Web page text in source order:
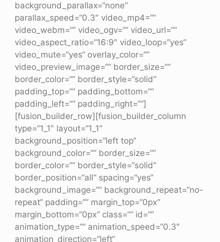
background_parallax=“none“
parallax_speed=“0.3″ video_mp4=““
video_webm=““ video_ogv=““ video_url=““
video_aspect_ratio=“16:9″ video_loop=“yes“
video_mute=“yes“ overlay_color=““
video_preview_image=““ border_size=““
border_color=““ border_style=“solid“
padding_top=““ padding_bottom=““
padding_left=““ padding_right=““]
[fusion_builder_row][fusion_builder_column
type=“1_1″ layout=“1_1″
background_position=“left top“
background_color=““ border_size=““
border_color=““ border_style=“solid“
border_position=“all“ spacing=“yes“
background_image=““ background_repeat=“no-
repeat“ padding=““ margin_top=“0px“
margin_bottom=“0px“ class=““ id=““
animation_type=““ animation_speed=“0.3″
animation_direction=“left“